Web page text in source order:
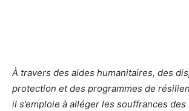
À travers des aides humanitaires, des
protection et des programmes de
il s’emploie à alléger les souffrances des